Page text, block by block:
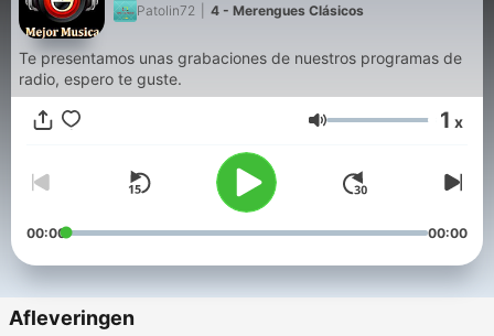
Patolin72 4 - Merengues Clásicos
Te presentamos unas grabaciones de nuestros programas de
radio, espero te guste.
Volume 1 x
00:00 00:00
Afleveringen